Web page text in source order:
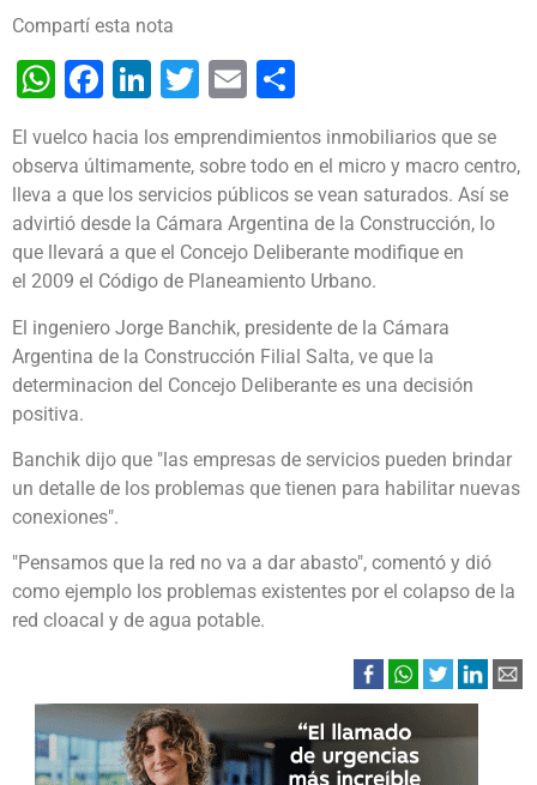
Compartí esta nota
WhatsApp
Facebook
LinkedIn
Twitter
Email
El vuelco hacia los emprendimientos inmobiliarios que se
observa últimamente, sobre todo en el micro y macro centro,
lleva a que los servicios públicos se vean saturados. Así se
advirtió desde la Cámara Argentina de la Construcción, lo
que llevará a que el Concejo Deliberante modifique en
el 2009 el Código de Planeamiento Urbano.
El ingeniero Jorge Banchik, presidente de la Cámara
Argentina de la Construcción Filial Salta, ve que la
determinacion del Concejo Deliberante es una decisión
positiva.
Banchik dijo que "las empresas de servicios pueden brindar
un detalle de los problemas que tienen para habilitar nuevas
conexiones".
"Pensamos que la red no va a dar abasto", comentó y dió
como ejemplo los problemas existentes por el colapso de la
red cloacal y de agua potable.